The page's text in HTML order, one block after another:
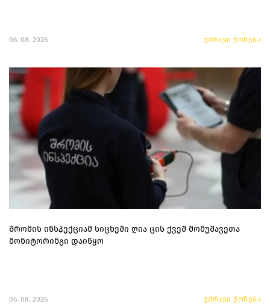
06. 08. 2026 უძრავი ქონება
შრომის ინსპექციამ სიცხეში ღია ცის ქვეშ მომუშავეთა
მონიტორინგი დაიწყო
06. 08. 2026 უძრავი ქონება